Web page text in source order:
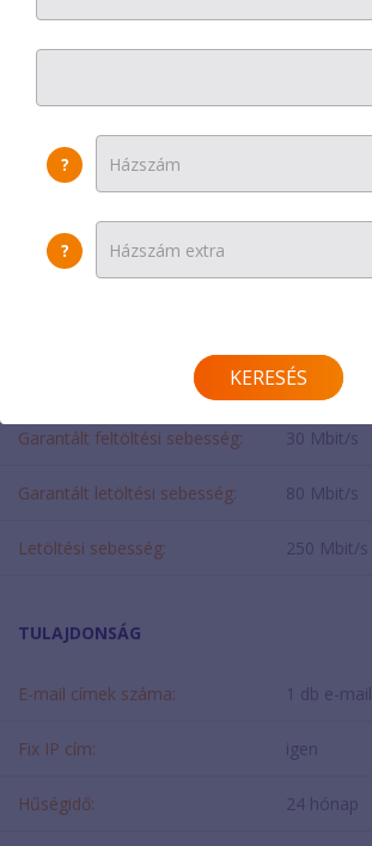
AZ ELŐFIZETÉS RÉSZLETEI
Helyszínen fizetendő:
Modem díja:
70 Mbit/s
Garantált feltöltési sebesség: 30 Mbit/s
Garantált letöltési sebesség: 80 Mbit/s
Letöltési sebesség: 250 Mbit/s
TULAJDONSÁG
E-mail címek száma: 1 db e-mail
Fix IP cím: igen
Hűségidő: 24 hónap
?
?
KERESÉS